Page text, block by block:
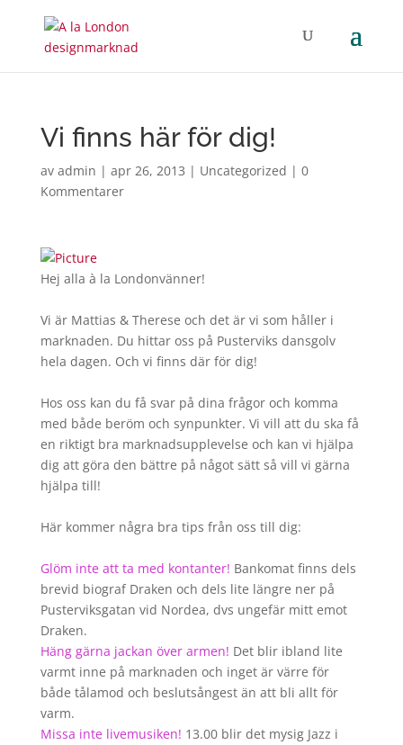
Vi finns här för dig!
av admin | apr 26, 2013 | Uncategorized | 0
Kommentarer
Hej alla à la Londonvänner!
Vi är Mattias & Therese och det är vi som håller i
marknaden. Du hittar oss på Pusterviks dansgolv
hela dagen. Och vi finns där för dig!
Hos oss kan du få svar på dina frågor och komma
med både beröm och synpunkter. Vi vill att du ska få
en riktigt bra marknadsupplevelse och kan vi hjälpa
dig att göra den bättre på något sätt så vill vi gärna
hjälpa till!
Här kommer några bra tips från oss till dig:
Glöm inte att ta med kontanter! Bankomat finns dels
brevid biograf Draken och dels lite längre ner på
Pusterviksgatan vid Nordea, dvs ungefär mitt emot
Draken.
Häng gärna jackan över armen! Det blir ibland lite
varmt inne på marknaden och inget är värre för
både tålamod och beslutsångest än att bli allt för
varm.
Missa inte livemusiken! 13.00 blir det mysig Jazz i